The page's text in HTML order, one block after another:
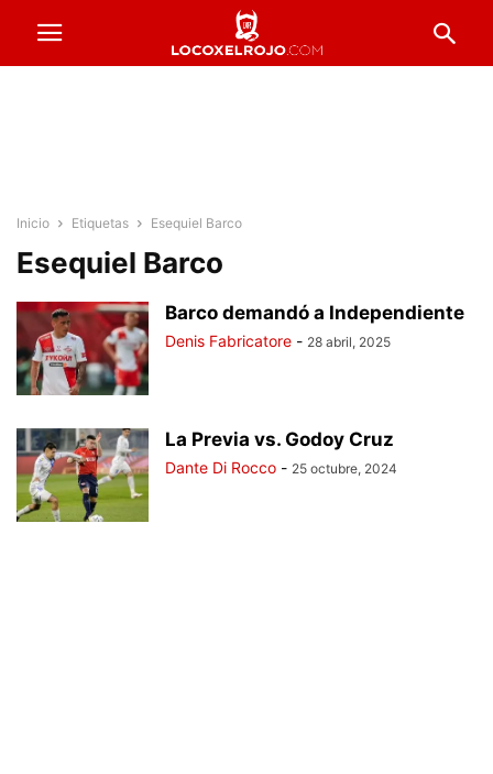
Inicio Etiquetas Esequiel Barco
Esequiel Barco
Barco demandó a Independiente
Denis Fabricatore - 28 abril, 2025
La Previa vs. Godoy Cruz
Dante Di Rocco - 25 octubre, 2024